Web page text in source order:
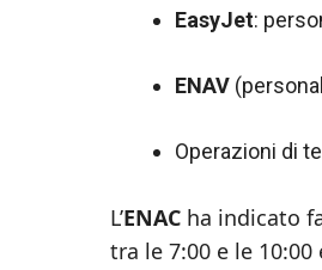
EasyJet:
ENAV
Operazioni di
L’ENAC ha indicato
tra le 7:00 e le